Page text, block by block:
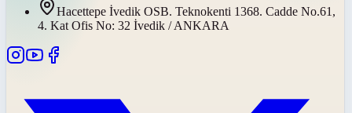
Hacettepe İvedik OSB. Teknokenti 1368. Cadde No.61,
4. Kat Ofis No: 32 İvedik / ANKARA